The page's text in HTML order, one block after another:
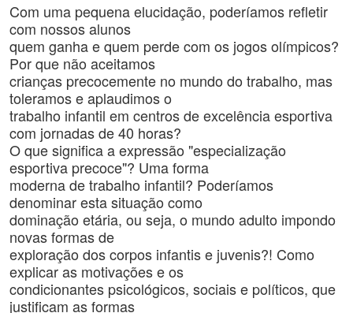
Com uma pequena elucidação, poderíamos refletir
com nossos alunos
quem ganha e quem perde com os jogos olímpicos?
Por que não aceitamos
crianças precocemente no mundo do trabalho, mas
toleramos e aplaudimos o
trabalho infantil em centros de excelência esportiva
com jornadas de 40 horas?
O que significa a expressão "especialização
esportiva precoce"? Uma forma
moderna de trabalho infantil? Poderíamos
denominar esta situação como
dominação etária, ou seja, o mundo adulto impondo
novas formas de
exploração dos corpos infantis e juvenis?! Como
explicar as motivações e os
condicionantes psicológicos, sociais e políticos, que
justificam as formas